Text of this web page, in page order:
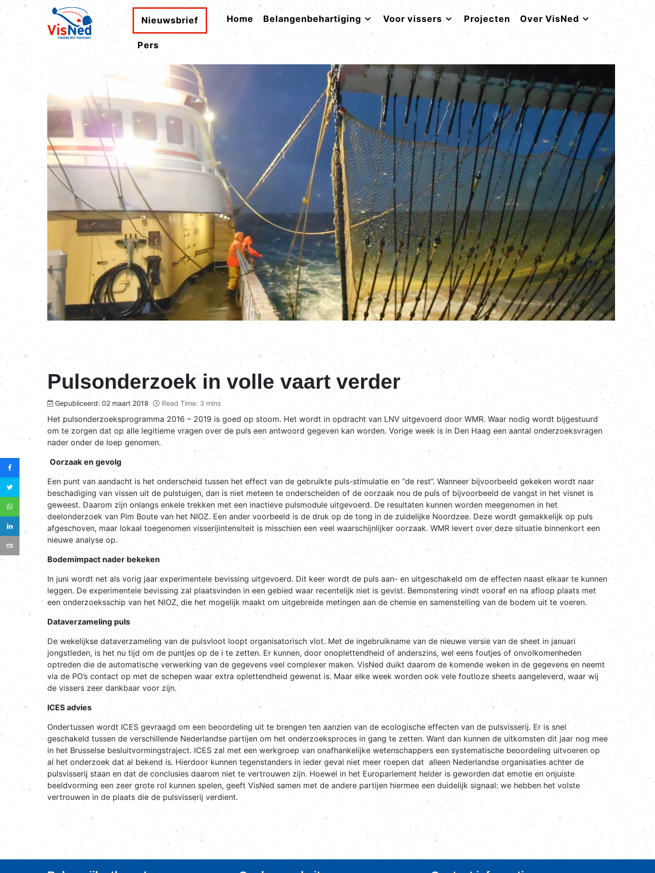
Nieuwsbrief Home Belangenbehartiging Voor vissers Projecten Over VisNed
Pers
Pulsonderzoek in volle vaart verder
Gepubliceerd: 02 maart 2018 Read Time: 3 mins
Het pulsonderzoeksprogramma 2016 – 2019 is goed op stoom. Het wordt in opdracht van LNV uitgevoerd door WMR. Waar nodig wordt bijgestuurd
om te zorgen dat op alle legitieme vragen over de puls een antwoord gegeven kan worden. Vorige week is in Den Haag een aantal onderzoeksvragen
nader onder de loep genomen.
Oorzaak en gevolg
Een punt van aandacht is het onderscheid tussen het effect van de gebruikte puls-stimulatie en “de rest”. Wanneer bijvoorbeeld gekeken wordt naar
beschadiging van vissen uit de pulstuigen, dan is niet meteen te onderscheiden of de oorzaak nou de puls of bijvoorbeeld de vangst in het visnet is
geweest. Daarom zijn onlangs enkele trekken met een inactieve pulsmodule uitgevoerd. De resultaten kunnen worden meegenomen in het
deelonderzoek van Pim Boute van het NIOZ. Een ander voorbeeld is de druk op de tong in de zuidelijke Noordzee. Deze wordt gemakkelijk op puls
afgeschoven, maar lokaal toegenomen visserijintensiteit is misschien een veel waarschijnlijker oorzaak. WMR levert over deze situatie binnenkort een
nieuwe analyse op.
Bodemimpact nader bekeken
In juni wordt net als vorig jaar experimentele bevissing uitgevoerd. Dit keer wordt de puls aan- en uitgeschakeld om de effecten naast elkaar te kunnen
leggen. De experimentele bevissing zal plaatsvinden in een gebied waar recentelijk niet is gevist. Bemonstering vindt vooraf en na afloop plaats met
een onderzoeksschip van het NIOZ, die het mogelijk maakt om uitgebreide metingen aan de chemie en samenstelling van de bodem uit te voeren.
Dataverzameling puls
De wekelijkse dataverzameling van de pulsvloot loopt organisatorisch vlot. Met de ingebruikname van de nieuwe versie van de sheet in januari
jongstleden, is het nu tijd om de puntjes op de i te zetten. Er kunnen, door onoplettendheid of anderszins, wel eens foutjes of onvolkomenheden
optreden die de automatische verwerking van de gegevens veel complexer maken. VisNed duikt daarom de komende weken in de gegevens en neemt
via de PO’s contact op met de schepen waar extra oplettendheid gewenst is. Maar elke week worden ook vele foutloze sheets aangeleverd, waar wij
de vissers zeer dankbaar voor zijn.
ICES advies
Ondertussen wordt ICES gevraagd om een beoordeling uit te brengen ten aanzien van de ecologische effecten van de pulsvisserij. Er is snel
geschakeld tussen de verschillende Nederlandse partijen om het onderzoeksproces in gang te zetten. Want dan kunnen de uitkomsten dit jaar nog mee
in het Brusselse besluitvormingstraject. ICES zal met een werkgroep van onafhankelijke wetenschappers een systematische beoordeling uitvoeren op
al het onderzoek dat al bekend is. Hierdoor kunnen tegenstanders in ieder geval niet meer roepen dat alleen Nederlandse organisaties achter de
pulsvisserij staan en dat de conclusies daarom niet te vertrouwen zijn. Hoewel in het Europarlement helder is geworden dat emotie en onjuiste
beeldvorming een zeer grote rol kunnen spelen, geeft VisNed samen met de andere partijen hiermee een duidelijk signaal: we hebben het volste
vertrouwen in de plaats die de pulsvisserij verdient.